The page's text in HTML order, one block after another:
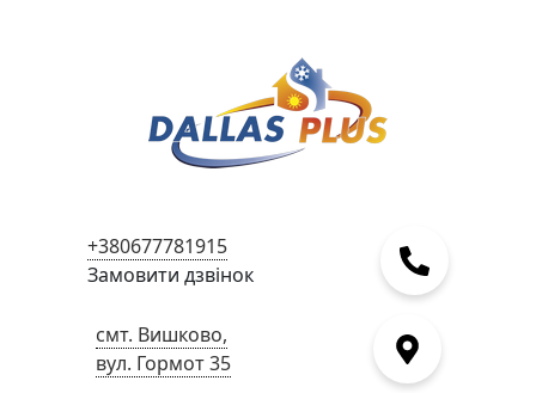
+380677781915
Замовити дзвінок
смт. Вишково,
вул. Гормот 35